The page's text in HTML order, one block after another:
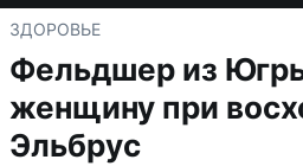
ЗДОРОВЬЕ
Фельдшер из
женщину при
Эльбрус